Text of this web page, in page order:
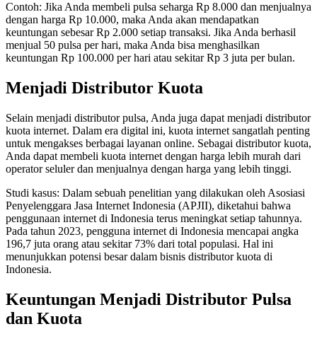
Contoh: Jika Anda membeli pulsa seharga Rp 8.000 dan menjualnya
dengan harga Rp 10.000, maka Anda akan mendapatkan
keuntungan sebesar Rp 2.000 setiap transaksi. Jika Anda berhasil
menjual 50 pulsa per hari, maka Anda bisa menghasilkan
keuntungan Rp 100.000 per hari atau sekitar Rp 3 juta per bulan.
Menjadi Distributor Kuota
Selain menjadi distributor pulsa, Anda juga dapat menjadi distributor
kuota internet. Dalam era digital ini, kuota internet sangatlah penting
untuk mengakses berbagai layanan online. Sebagai distributor kuota,
Anda dapat membeli kuota internet dengan harga lebih murah dari
operator seluler dan menjualnya dengan harga yang lebih tinggi.
Studi kasus: Dalam sebuah penelitian yang dilakukan oleh Asosiasi
Penyelenggara Jasa Internet Indonesia (APJII), diketahui bahwa
penggunaan internet di Indonesia terus meningkat setiap tahunnya.
Pada tahun 2023, pengguna internet di Indonesia mencapai angka
196,7 juta orang atau sekitar 73% dari total populasi. Hal ini
menunjukkan potensi besar dalam bisnis distributor kuota di
Indonesia.
Keuntungan Menjadi Distributor Pulsa
dan Kuota